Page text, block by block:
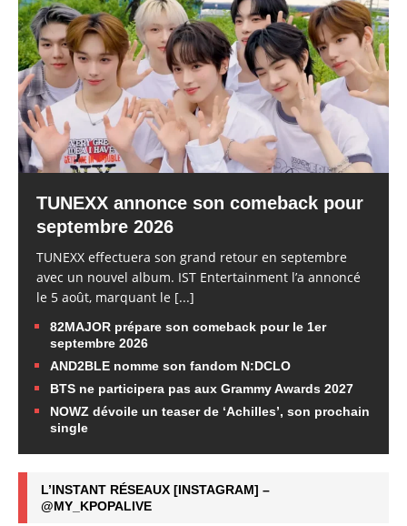
TUNEXX annonce son comeback pour
septembre 2026
TUNEXX effectuera son grand retour en septembre
avec un nouvel album. IST Entertainment l’a annoncé
le 5 août, marquant le [...]
82MAJOR prépare son comeback pour le 1er
septembre 2026
AND2BLE nomme son fandom N:DCLO
BTS ne participera pas aux Grammy Awards 2027
NOWZ dévoile un teaser de ‘Achilles’, son prochain
single
L’INSTANT RÉSEAUX [INSTAGRAM] –
@MY_KPOPALIVE